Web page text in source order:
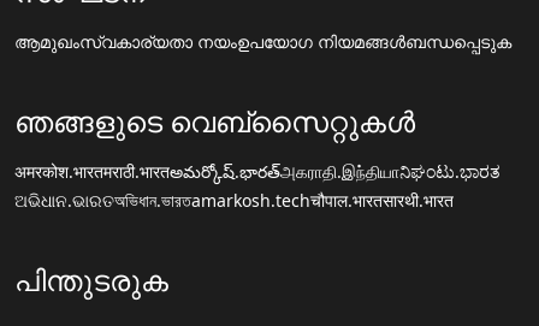
ആമുഖംസ്വകാര്യതാ നയംഉപയോഗ നിയമങ്ങൾബന്ധപ്പെടുക
ഞങ്ങളുടെ വെബ്സൈറ്റുകൾ
अमरकोश.भारतमराठी.भारतఅమర్కోష్.భారత్அகராதி.இந்தியாನಿಘಂಟು.ಭಾರತ
ଅଭିଧାନ.ଭାରତঅভিধান.ভারতamarkosh.techचौपाल.भारतसारथी.भारत
പിന്തുടരുക